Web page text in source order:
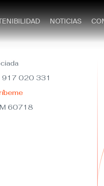
NOTICIAS
917 020 331
60718